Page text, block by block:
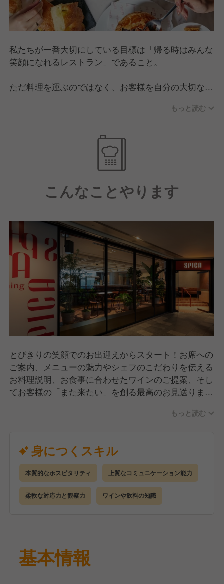
私たちが一番大切にしている目標は「帰る時はみんな
笑顔になれるレストラン」であること。
ただ料理を運ぶのではなく、お客様を自分の大切な友
日常へとスイッチが切り替わるような体験を提供する
「Humble, Say Yes（謙虚に、できる限り要望に応え
る）」を合言葉に、お客様が言葉にする前に求めるこ
とを想像して動く。マニュアル通りではない、心動か
されるホスピタリティを日々追求しています。
もっと読む
こんなことやります
とびきりの笑顔でのお出迎えからスタート！お席への
ご案内、メニューの魅力やシェフのこだわりを伝える
お料理説明、お食事に合わせたワインのご提案、そし
てお客様の「また来たい」を創る最高のお見送りま
「こんなサービスをしてみたい！」といった新しいア
イデアも大歓迎です！
もっと読む
身につくスキル
本質的なホスピタリティ 上質なコミュニケーション能力
柔軟な対応力と観察力 ワインや飲料の知識
基本情報